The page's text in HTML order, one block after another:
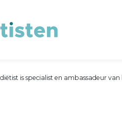
diëtist is specialist en ambassadeur